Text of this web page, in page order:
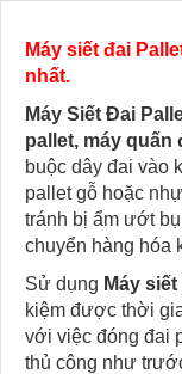
Máy siết đai
nhất.
Máy Siết Đai
pallet, máy quấn
buộc dây đai vào
pallet gỗ hoặc
tránh bị ẩm ướt
chuyển hàng hóa
Sử dụng Máy
kiệm được thời
với việc đóng đai
thủ công như